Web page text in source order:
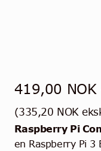
419,00 NOK
(335,20 NOK
Raspberry Pi
en Raspberry Pi